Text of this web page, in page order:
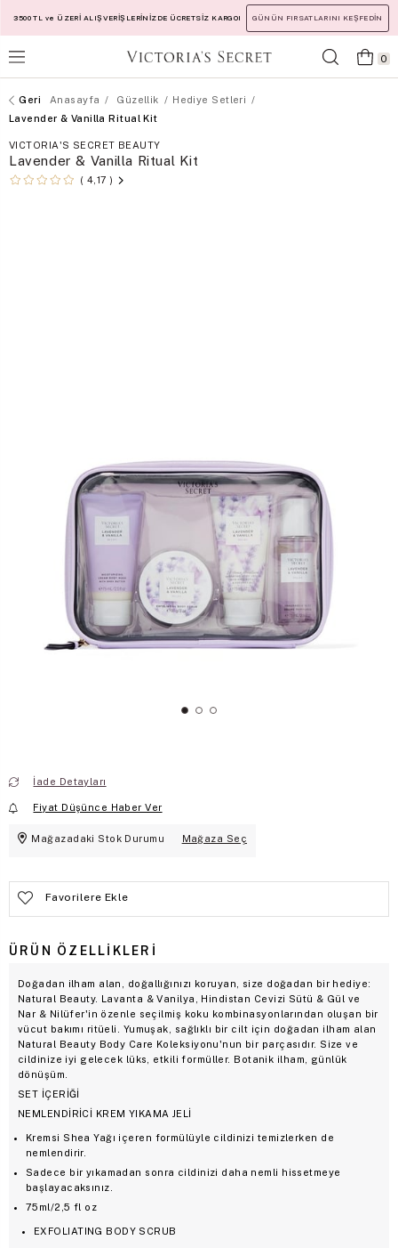
3500 TL ve ÜZERİ ALIŞVERİŞLERİNİZDE ÜCRETSİZ KARGO! GÜNÜN FIRSATLARINI KEŞFEDİN
0
Anasayfa Güzellik
Hediye Setleri
Lavender & Vanilla Ritual Kit
VICTORIA'S SECRET BEAUTY
Lavender & Vanilla Ritual Kit
4,17
İade Detayları
Fiyat Düşünce Haber Ver
Mağazadaki Stok Durumu Mağaza Seç
Favorilere Ekle
ÜRÜN ÖZELLIKLERI
Doğadan ilham alan, doğallığınızı koruyan, size doğadan bir hediye:
Natural Beauty. Lavanta & Vanilya, Hindistan Cevizi Sütü & Gül ve
Nar & Nilüfer'in özenle seçilmiş koku kombinasyonlarından oluşan bir
vücut bakımı ritüeli. Yumuşak, sağlıklı bir cilt için doğadan ilham alan
Natural Beauty Body Care Koleksiyonu'nun bir parçasıdır. Size ve
cildinize iyi gelecek lüks, etkili formüller. Botanik ilham, günlük
dönüşüm.
SET İÇERİĞİ
NEMLENDİRİCİ KREM YIKAMA JELİ
Kremsi Shea Yağı içeren formülüyle cildinizi temizlerken de
nemlendirir.
Sadece bir yıkamadan sonra cildinizi daha nemli hissetmeye
başlayacaksınız.
75ml/2,5 fl oz
EXFOLIATING BODY SCRUB